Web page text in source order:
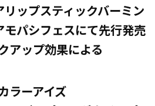
ップスティックバーミン
パシフェスにて先行発売
アップ効果による
ーアイズ